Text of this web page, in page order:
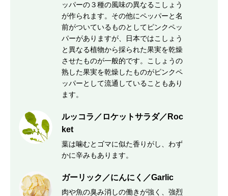
ッパーの３種の風味の異なるこしょう
が作られます。その他にペッパーと名
前がついているものとしてピンクペッ
パーがありますが、日本ではこしょう
と異なる植物から採られた果実を乾燥
させたものが一般的です。こしょうの
熟した果実を乾燥したものがピンクペ
ッパーとして流通していることもあり
ます。
ルッコラ／ロケットサラダ／Roc
ket
葉は噛むとゴマに似た香りがし、わず
かに辛みもあります。
ガーリック／にんにく／Garlic
肉や魚の臭み消しの働きが強く、強烈